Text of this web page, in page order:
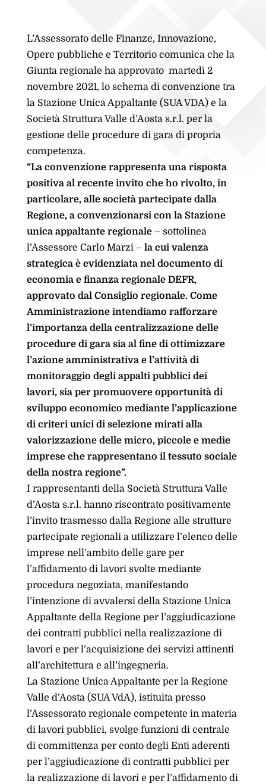
L’Assessorato delle Finanze, Innovazione,
Opere pubbliche e Territorio comunica che la
Giunta regionale ha approvato martedì 2
novembre 2021, lo schema di convenzione tra
la Stazione Unica Appaltante (SUA VDA) e la
Società Struttura Valle d’Aosta s.r.l. per la
gestione delle procedure di gara di propria
competenza.
“La convenzione rappresenta una risposta
positiva al recente invito che ho rivolto, in
particolare, alle società partecipate dalla
Regione, a convenzionarsi con la Stazione
unica appaltante regionale– sottolinea
l’Assessore Carlo Marzi – la cui valenza
strategica è evidenziata nel documento di
economia e finanza regionale DEFR,
approvato dal Consiglio regionale. Come
Amministrazione intendiamo rafforzare
l’importanza della centralizzazione delle
procedure di gara sia al fine di ottimizzare
l’azione amministrativa e l’attività di
monitoraggio degli appalti pubblici dei
lavori, sia per promuovere opportunità di
sviluppo economico mediante l’applicazione
di criteri unici di selezione mirati alla
valorizzazione delle micro, piccole e medie
imprese che rappresentano il tessuto sociale
della nostra regione”.
I rappresentanti della Società Struttura Valle
d’Aosta s.r.l. hanno riscontrato positivamente
l’invito trasmesso dalla Regione alle strutture
partecipate regionali a utilizzare l’elenco delle
imprese nell’ambito delle gare per
l’affidamento di lavori svolte mediante
procedura negoziata, manifestando
l’intenzione di avvalersi della Stazione Unica
Appaltante della Regione per l’aggiudicazione
dei contratti pubblici nella realizzazione di
lavori e per l’acquisizione dei servizi attinenti
all’architettura e all’ingegneria.
La Stazione Unica Appaltante per la Regione
Valle d’Aosta (SUA VdA), istituita presso
l’Assessorato regionale competente in materia
di lavori pubblici, svolge funzioni di centrale
di committenza per conto degli Enti aderenti
per l’aggiudicazione di contratti pubblici per
la realizzazione di lavori e per l’affidamento di